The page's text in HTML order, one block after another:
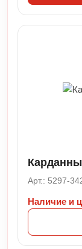
Арт.: 5297-
Наличие и